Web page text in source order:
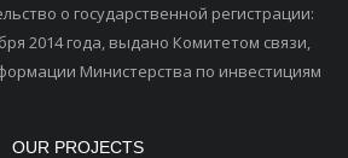
о государственной регистрации:
2014 года, выдано Комитетом связи,
Министерства по инвестициям
OUR PROJECTS